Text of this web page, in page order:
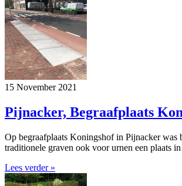
15 November 2021
Pijnacker, Begraafplaats
Op begraafplaats Koningshof in Pijnacker was
traditionele graven ook voor urnen een plaats
Lees verder »